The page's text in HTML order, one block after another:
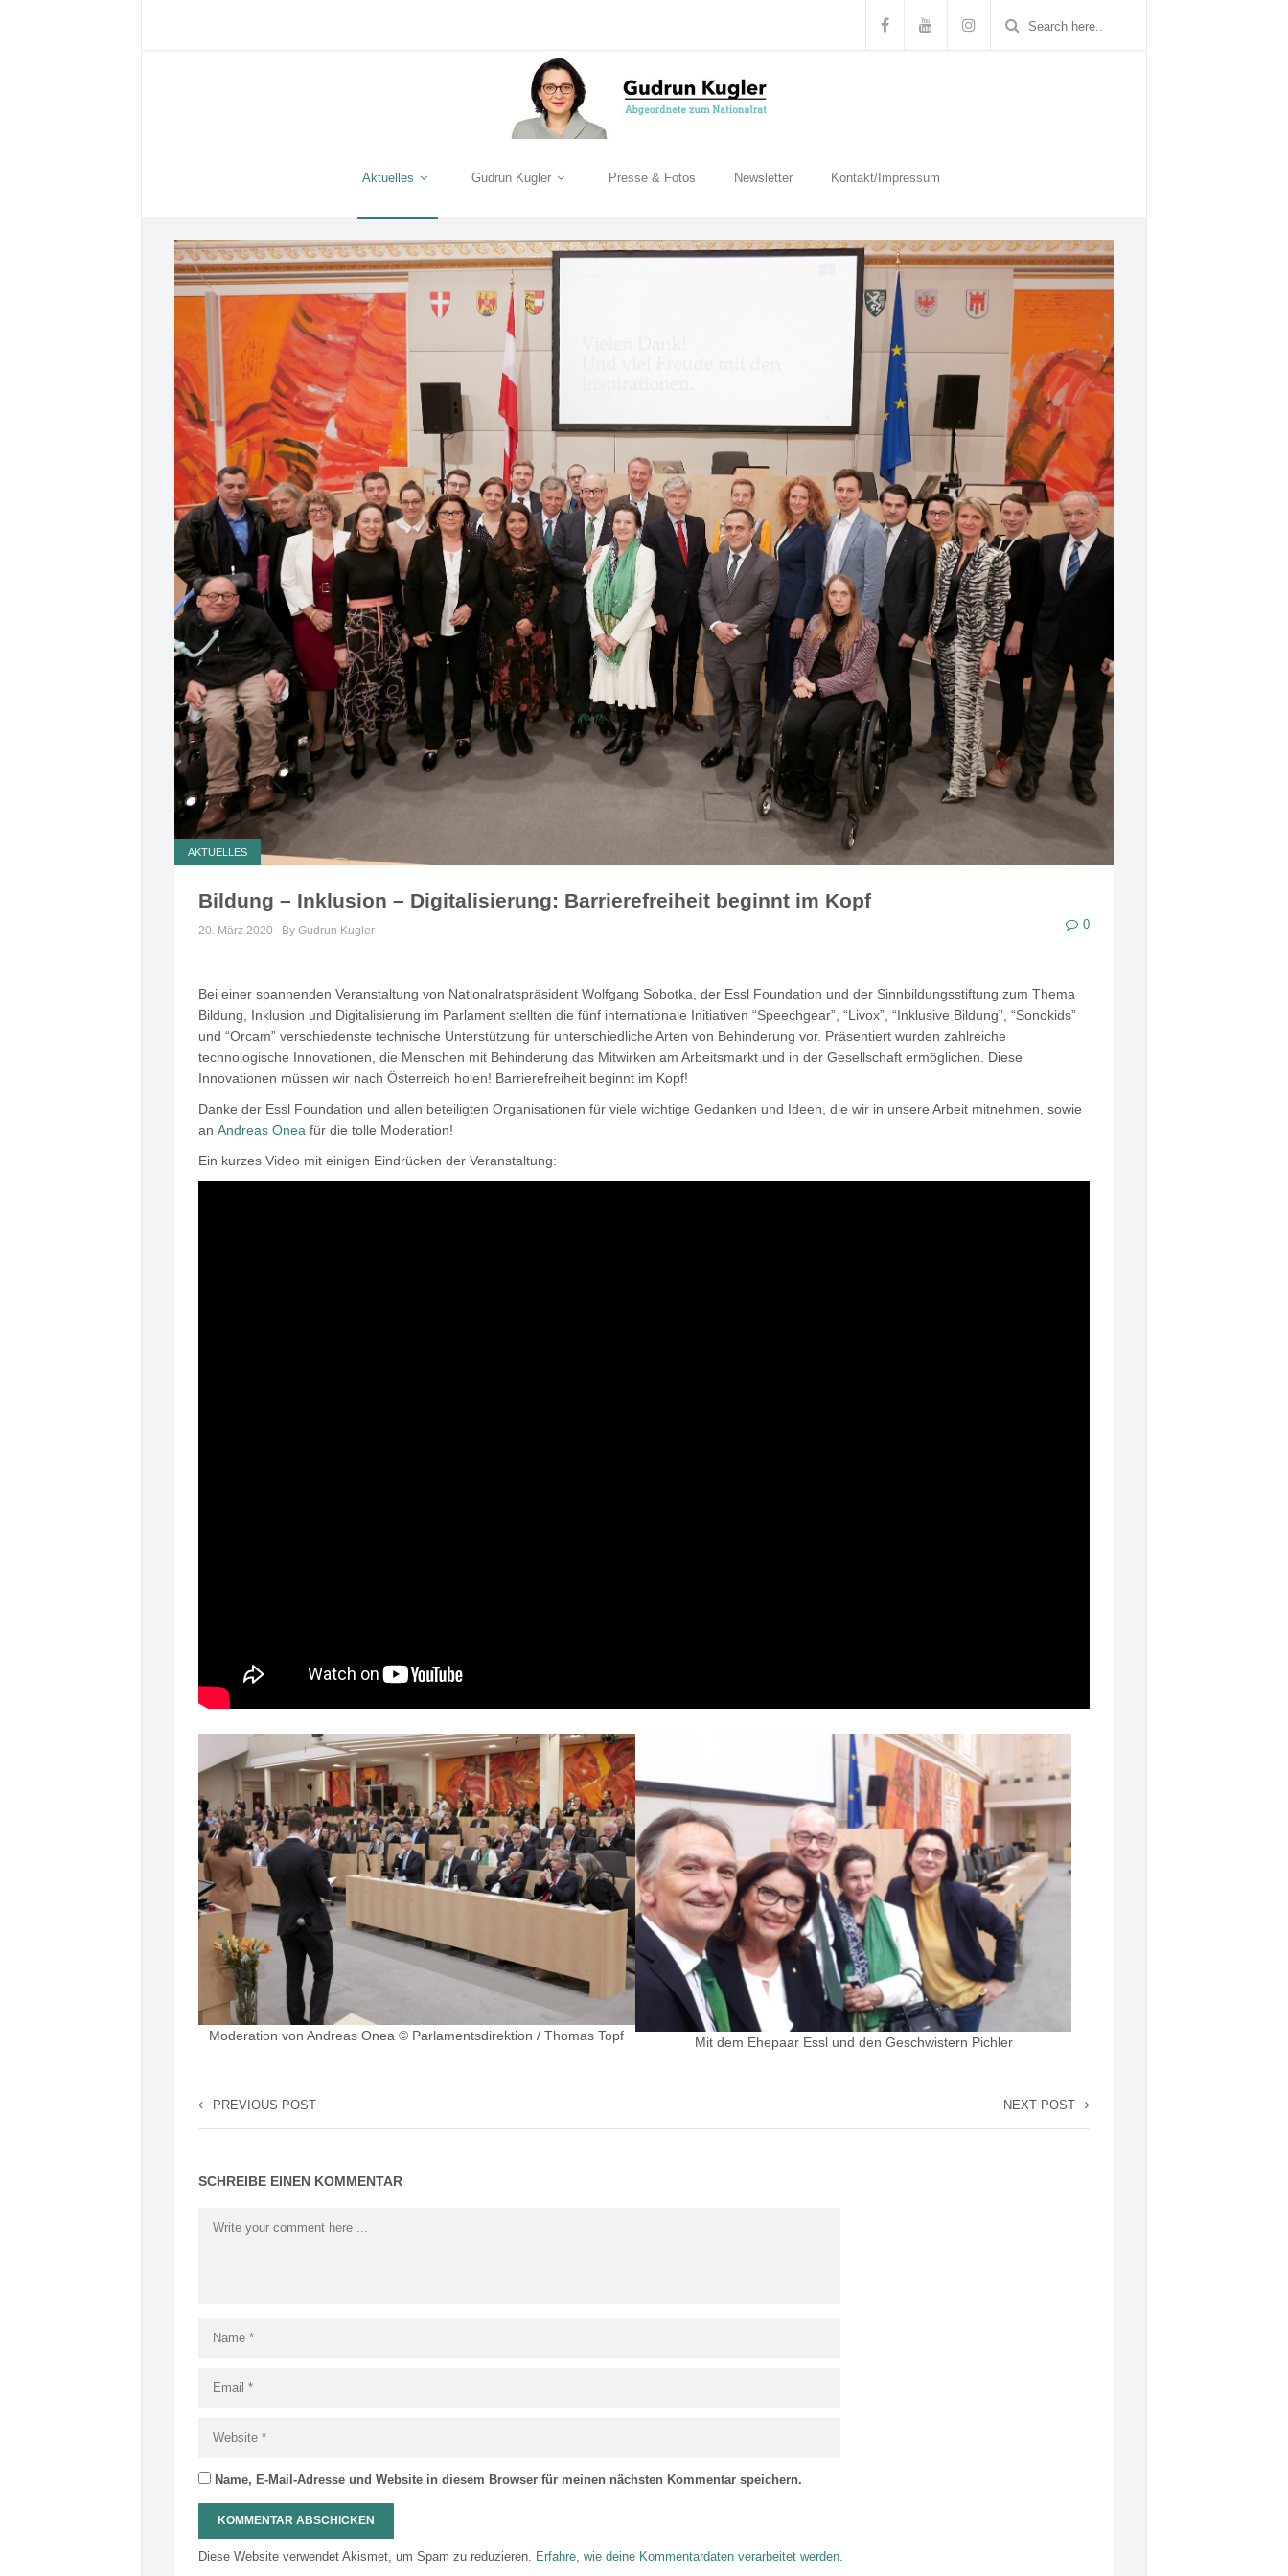
Aktuelles Gudrun Kugler Presse & Fotos Newsletter Kontakt/Impressum
AKTUELLES
Bildung – Inklusion – Digitalisierung: Barrierefreiheit beginnt im Kopf
20. März 2020 By Gudrun Kugler 0
Bei einer spannenden Veranstaltung von Nationalratspräsident Wolfgang Sobotka, der Essl Foundation und der Sinnbildungsstiftung zum Thema
Bildung, Inklusion und Digitalisierung im Parlament stellten die fünf internationale Initiativen “Speechgear”, “Livox”, “Inklusive Bildung”, “Sonokids”
und “Orcam” verschiedenste technische Unterstützung für unterschiedliche Arten von Behinderung vor. Präsentiert wurden zahlreiche
technologische Innovationen, die Menschen mit Behinderung das Mitwirken am Arbeitsmarkt und in der Gesellschaft ermöglichen. Diese
Innovationen müssen wir nach Österreich holen! Barrierefreiheit beginnt im Kopf!
Danke der Essl Foundation und allen beteiligten Organisationen für viele wichtige Gedanken und Ideen, die wir in unsere Arbeit mitnehmen, sowie
an Andreas Onea für die tolle Moderation!
Ein kurzes Video mit einigen Eindrücken der Veranstaltung:
Moderation von Andreas Onea © Parlamentsdirektion / Thomas Topf Mit dem Ehepaar Essl und den Geschwistern Pichler
PREVIOUS POST NEXT POST
SCHREIBE EINEN KOMMENTAR
Name, E-Mail-Adresse und Website in diesem Browser für meinen nächsten Kommentar speichern.
Diese Website verwendet Akismet, um Spam zu reduzieren. Erfahre, wie deine Kommentardaten verarbeitet werden.